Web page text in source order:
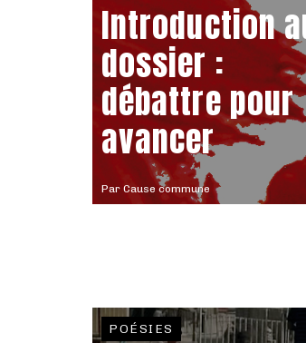
Par Cause commune
Introduction
dossier :
débattre pour
avancer
POÉSIES